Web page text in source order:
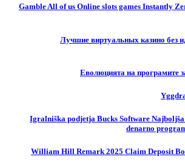
Gamble All of us Online slots games Instantly
Лучшие виртуальных казино без
Еволюцията на програмите
Igralniška podjetja Bucks Software Najboljša
denarno
William Hill Remark 2025 Claim Deposit